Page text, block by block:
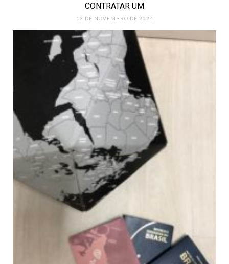
CONTRATAR UM
13 DE NOVEMBRO DE 2024